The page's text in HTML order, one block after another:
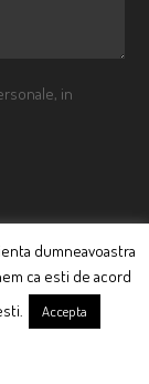
in
dumneavoastra
ca esti de acord
Accepta